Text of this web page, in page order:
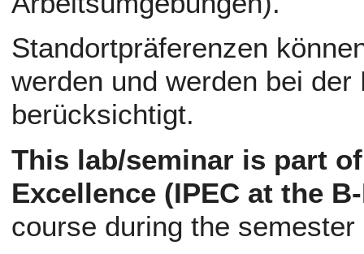
Standortpräferenzen
werden und werden bei
berücksichtigt.
This lab/seminar is part
Excellence (IPEC at the
course during the semester